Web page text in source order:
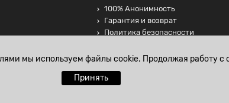
100% Анонимность
Гарантия и возврат
Политика безопасности
данных
мы используем файлы cookie. Продолжая работу
Принять